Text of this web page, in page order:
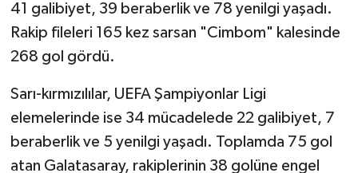
41 galibiyet, 39 beraberlik ve 78 yenilgi yaşadı.
Rakip fileleri 165 kez sarsan "Cimbom" kalesinde
268 gol gördü.
Sarı-kırmızılılar, UEFA Şampiyonlar Ligi
elemelerinde ise 34 mücadelede 22 galibiyet, 7
beraberlik ve 5 yenilgi yaşadı. Toplamda 75 gol
atan Galatasaray, rakiplerinin 38 golüne engel